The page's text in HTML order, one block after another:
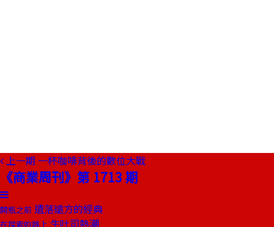
上一期 一杯咖啡背後的數位大戰
《商業周刊》第 1713 期
開瓶之前 遺落遠方的經典
在探索的路上 生吐司熱潮